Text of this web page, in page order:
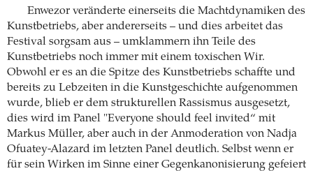
Enwezor veränderte einerseits die Machtdynamiken des
Kunstbetriebs, aber andererseits – und dies arbeitet das
Festival sorgsam aus – umklammern ihn Teile des
Kunstbetriebs noch immer mit einem toxischen Wir.
Obwohl er es an die Spitze des Kunstbetriebs schaffte und
bereits zu Lebzeiten in die Kunstgeschichte aufgenommen
wurde, blieb er dem strukturellen Rassismus ausgesetzt,
dies wird im Panel "Everyone should feel invited“ mit
Markus Müller, aber auch in der Anmoderation von Nadja
Ofuatey-Alazard im letzten Panel deutlich. Selbst wenn er
für sein Wirken im Sinne einer Gegenkanonisierung gefeiert